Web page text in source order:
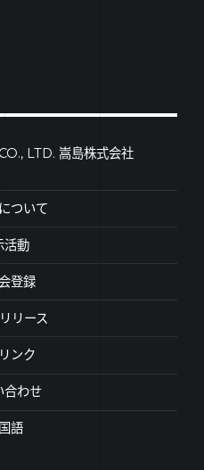
LTD. 嵩島株式会社
ついて
活動
登録
リース
ンク
合わせ
語